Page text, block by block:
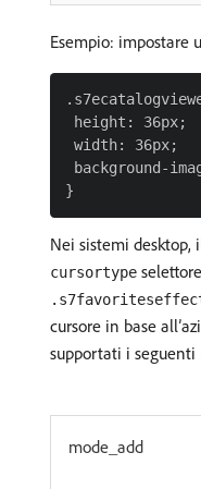
Esempio: impostare
height: 36px;
width: 36px;
background-
Nei sistemi desktop,
cursortype
cursore in base
supportati i seguenti
mode_add